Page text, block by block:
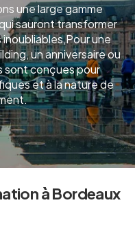
une large gamme
sauront transformer
une
un anniversaire ou
sont conçues pour
et à la nature de
à Bordeaux